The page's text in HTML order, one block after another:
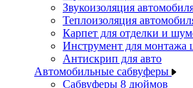
Звукоизоляция
Теплоизоляция
Карпет для отделки и
Инструмент для монтажа
Антискрип для авто
Автомобильные сабвуферы
Сабвуферы 8 дюймов